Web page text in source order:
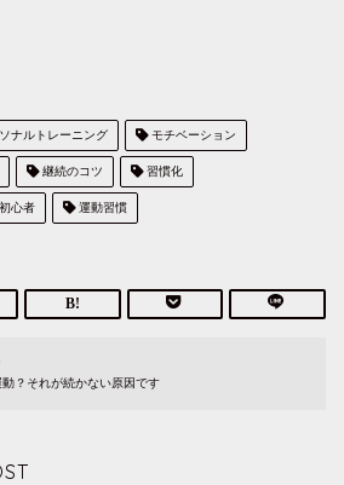
ナルトレーニング モチベーション
継続のコツ 習慣化
心者 運動習慣
？それが続かない原因です